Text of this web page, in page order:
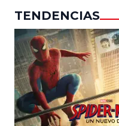
TENDENCIAS